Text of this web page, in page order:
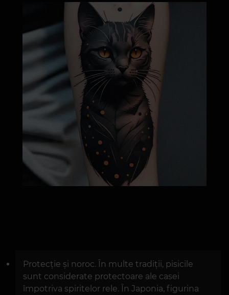
Protecție și noroc. În multe tradiții, pisicile
sunt considerate protectoare ale casei
împotriva spiritelor rele. În Japonia, figurina